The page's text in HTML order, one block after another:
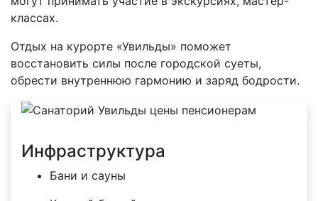
классах.
Отдых на курорте «Увильды» поможет
восстановить силы после городской суеты,
обрести внутреннюю гармонию и заряд бодрости.
Инфраструктура
Бани и сауны